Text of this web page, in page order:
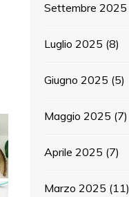
Settembre 2025
Luglio 2025 (8)
Giugno 2025 (5)
Maggio 2025 (7)
Aprile 2025 (7)
Marzo 2025 (11)